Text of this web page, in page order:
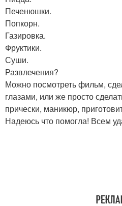
Печенюшки.
Попкорн.
Газировка.
Фруктики.
Суши.
Развлечения?
Можно посмотреть фильм,
глазами, или же просто
прически, маникюр,
Надеюсь что помогла! Всем